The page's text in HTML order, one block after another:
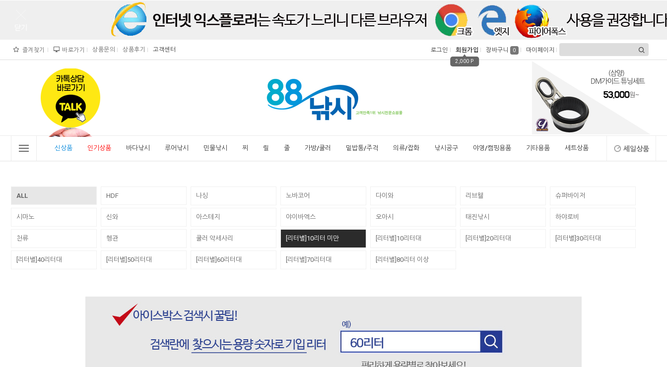
즐겨찾기 바로가기 상품문의 상품후기 고객센터 로그인 회원가입
2,000 P
장바구니 0 마이페이지
">
" alt="비린내">
신상품 인기상품 바다낚시 루어낚시 민물낚시 찌 릴 줄 가방/쿨러 밑밥통/주걱 의류/잡화 낚시공구 야영/캠핑용품 기타용품 세트상품 세일상품
ALL HDF 나싱 노바코어 다이와 리브웰 슈퍼바이저
시마노 신와 아스테지 야이바엑스 오아시 태진낚시 하야로비
천류 헹관 쿨러 악세사리 [리터별]10리터 미만 [리터별]10리터대 [리터별]20리터대 [리터별]30리터대
[리터별]40리터대 [리터별]50리터대 [리터별]60리터대 [리터별]70리터대 [리터별]80리터 이상